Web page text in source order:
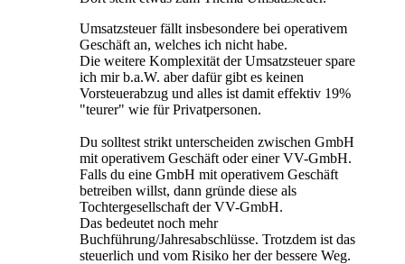
Umsatzsteuer fällt insbesondere bei operativem
Geschäft an, welches ich nicht habe.
Die weitere Komplexität der Umsatzsteuer spare
ich mir b.a.W. aber dafür gibt es keinen
Vorsteuerabzug und alles ist damit effektiv 19%
"teurer" wie für Privatpersonen.
Du solltest strikt unterscheiden zwischen GmbH
mit operativem Geschäft oder einer VV-GmbH.
Falls du eine GmbH mit operativem Geschäft
betreiben willst, dann gründe diese als
Tochtergesellschaft der VV-GmbH.
Das bedeutet noch mehr
Buchführung/Jahresabschlüsse. Trotzdem ist das
steuerlich und vom Risiko her der bessere Weg.